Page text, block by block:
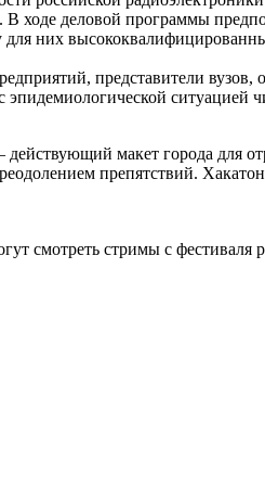
ходе деловой программы
для них
представители вузов,
эпидемиологической ситуацией
макет города для
препятствий.
смотреть стримы с фестиваля